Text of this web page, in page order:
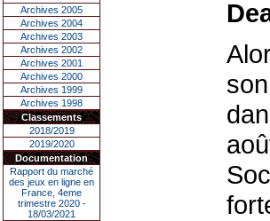
Archives 2005
Archives 2004
Archives 2003
Archives 2002
Archives 2001
Archives 2000
Archives 1999
Archives 1998
Classements
2018/2019
2019/2020
Documentation
Rapport du marché
des jeux en ligne en
France, 4eme
trimestre 2020 -
18/03/2021